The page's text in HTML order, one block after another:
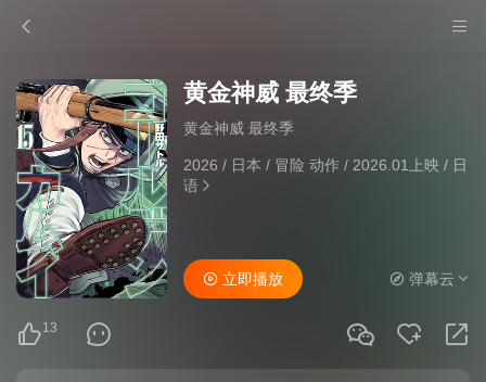
黄金神威 最终季
黄金神威 最终季
2026 / 日本 / 冒险 动作/ 2026.01上映 / 日
语
13
立即播放 弹幕云